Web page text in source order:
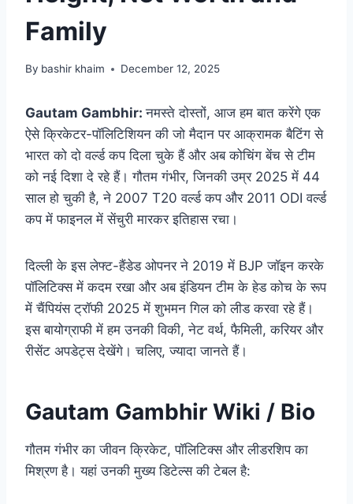
Family
By bashir khaim December 12, 2025
Gautam Gambhir:नमस्ते दोस्तों, आज हम बात करेंगे एक
ऐसे क्रिकेटर-पॉलिटिशियन की जो मैदान पर आक्रामक बैटिंग से
भारत को दो वर्ल्ड कप दिला चुके हैं और अब कोचिंग बेंच से टीम
को नई दिशा दे रहे हैं। गौतम गंभीर, जिनकी उम्र 2025 में 44
साल हो चुकी है, ने 2007 T20 वर्ल्ड कप और 2011 ODI वर्ल्ड
कप में फाइनल में सेंचुरी मारकर इतिहास रचा।
दिल्ली के इस लेफ्ट-हैंडेड ओपनर ने 2019 में BJP जॉइन करके
पॉलिटिक्स में कदम रखा और अब इंडियन टीम के हेड कोच के रूप
में चैंपियंस ट्रॉफी 2025 में शुभमन गिल को लीड करवा रहे हैं।
इस बायोग्राफी में हम उनकी विकी, नेट वर्थ, फैमिली, करियर और
रीसेंट अपडेट्स देखेंगे। चलिए, ज्यादा जानते हैं।
Gautam Gambhir Wiki / Bio
गौतम गंभीर का जीवन क्रिकेट, पॉलिटिक्स और लीडरशिप का
मिश्रण है। यहां उनकी मुख्य डिटेल्स की टेबल है: